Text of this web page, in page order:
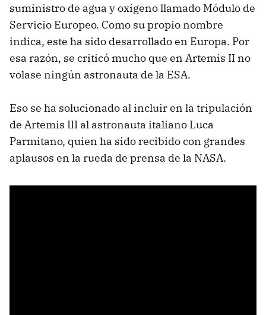
suministro de agua y oxígeno llamado Módulo de
Servicio Europeo. Como su propio nombre
indica, este ha sido desarrollado en Europa. Por
esa razón, se criticó mucho que en Artemis II no
volase ningún astronauta de la ESA.
Eso se ha solucionado al incluir en la tripulación
de Artemis III al astronauta italiano Luca
Parmitano, quien ha sido recibido con grandes
aplausos en la rueda de prensa de la NASA.